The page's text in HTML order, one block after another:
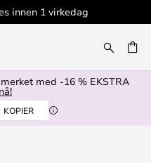
innen 1 virkedag
med -16 % EKSTRA
KOPIER